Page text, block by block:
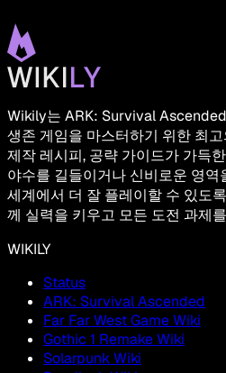
Wikily는 ARK: Survival
생존 게임을 마스터하기 위한 최
제작 레시피, 공략 가이드가 가득
야수를 길들이거나 신비로운 영
세계에서 더 잘 플레이할 수 있도
께 실력을 키우고 모든 도전 과제
WIKILY
Status
ARK: Survival Ascended
Far Far West Game Wiki
Gothic 1 Remake Wiki
Solarpunk Wiki